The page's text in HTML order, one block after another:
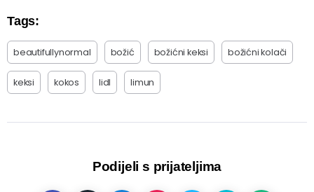
Tags:
beautifullynormal božić božićni keksi božićni kolači
keksi kokos lidl limun
Podijeli s prijateljima